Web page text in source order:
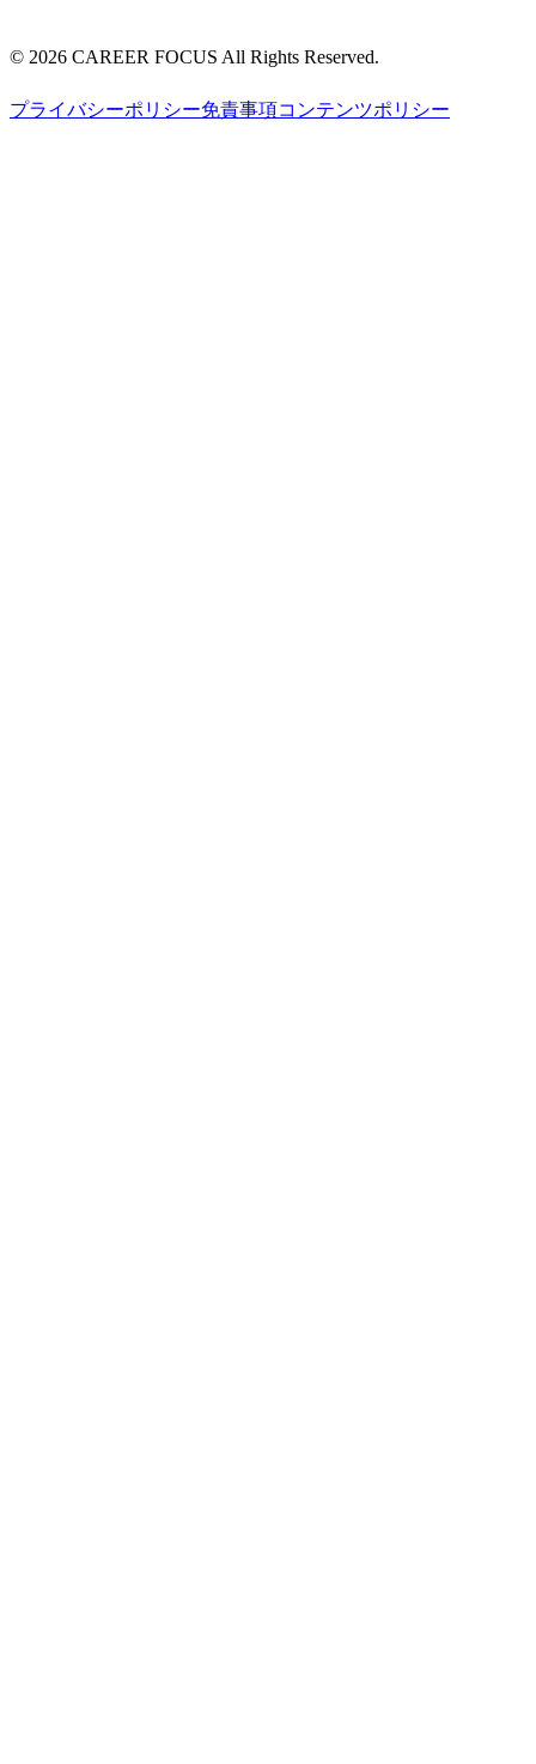
© 2026 CAREER FOCUS All Rights Reserved.
プライバシーポリシー免責事項コンテンツポリシー